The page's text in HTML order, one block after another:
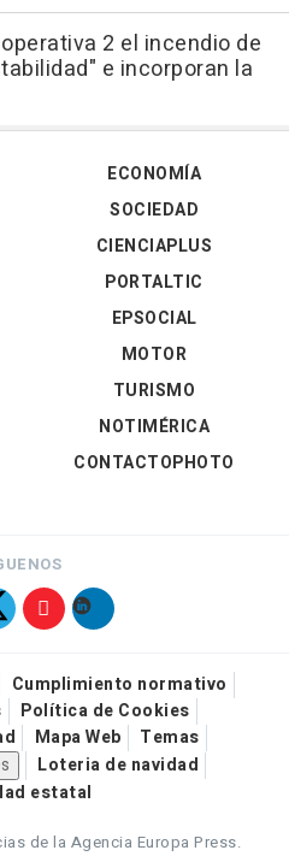
2 el incendio de
e incorporan la
ECONOMÍA
SOCIEDAD
CIENCIAPLUS
PORTALTIC
EPSOCIAL
MOTOR
TURISMO
NOTIMÉRICA
CONTACTOPHOTO
Cumplimiento normativo
Política de Cookies
Mapa Web
Temas
Loteria de navidad
estatal
de la Agencia Europa Press.